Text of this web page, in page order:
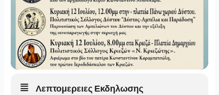
Λεπτομερειες Εκδηλωσης